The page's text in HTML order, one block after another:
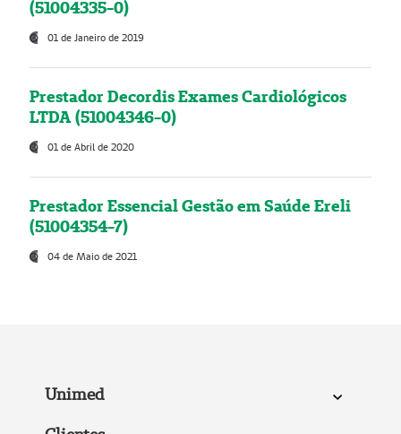
(51004335-0)
01 de Janeiro de 2019
Prestador Decordis Exames Cardiológicos
LTDA (51004346-0)
01 de Abril de 2020
Prestador Essencial Gestão em Saúde Ereli
(51004354-7)
04 de Maio de 2021
Unimed